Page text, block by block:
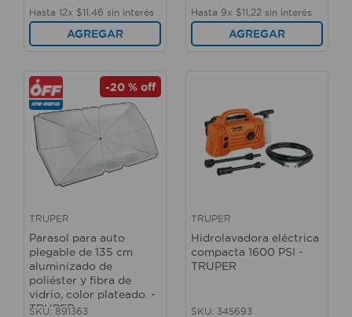
Hasta 12x $11 46 sin interés
AGREGAR
Hasta 9x $11 22 sin interés
AGREGAR
-20 % off
TRUPER
Parasol para auto
plegable de 135 cm
aluminizado de
poliéster y fibra de
vidrio, color plateado. -
TRUPER
SKU: 891363
TRUPER
Hidrolavadora eléctrica
compacta 1600 PSI -
TRUPER
SKU: 345693